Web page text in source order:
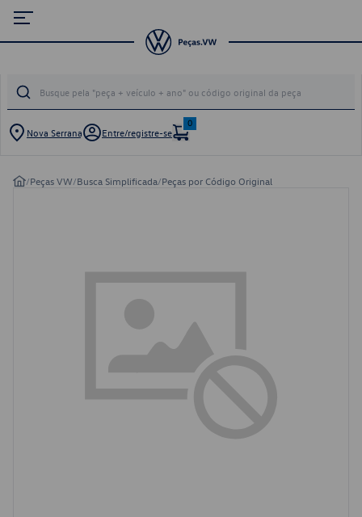
Nova Serrana Entre/registre-se
0
/Peças VW/Busca Simplificada/Peças por Código Original